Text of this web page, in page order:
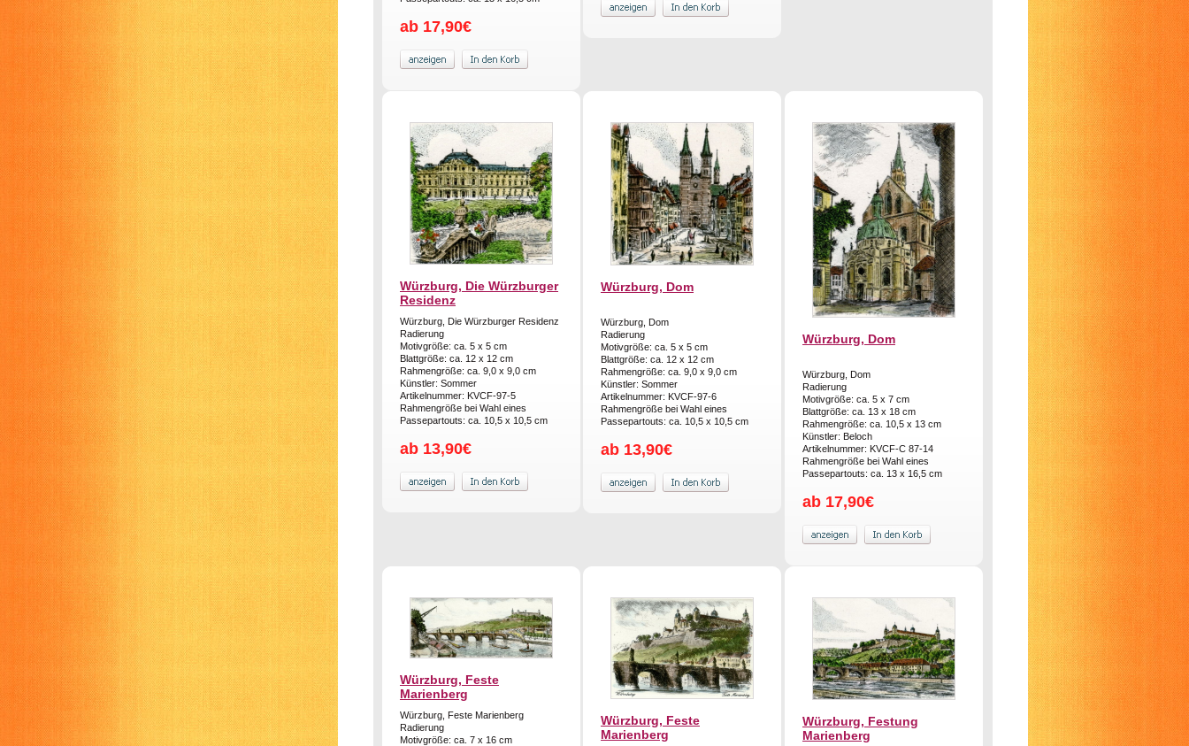
ab 17,90€
Würzburg, Die Würzburger
Residenz
Würzburg, Die Würzburger Residenz
Radierung
Motivgröße: ca. 5 x 5 cm
Blattgröße: ca. 12 x 12 cm
Rahmengröße: ca. 9,0 x 9,0 cm
Künstler: Sommer
Artikelnummer: KVCF-97-5
Rahmengröße bei Wahl eines
Passepartouts: ca. 10,5 x 10,5 cm
ab 13,90€
Würzburg, Dom
Würzburg, Dom
Radierung
Motivgröße: ca. 5 x 5 cm
Blattgröße: ca. 12 x 12 cm
Rahmengröße: ca. 9,0 x 9,0 cm
Künstler: Sommer
Artikelnummer: KVCF-97-6
Rahmengröße bei Wahl eines
Passepartouts: ca. 10,5 x 10,5 cm
ab 13,90€
Würzburg, Dom
Würzburg, Dom
Radierung
Motivgröße: ca. 5 x 7 cm
Blattgröße: ca. 13 x 18 cm
Rahmengröße: ca. 10,5 x 13 cm
Künstler: Beloch
Artikelnummer: KVCF-C 87-14
Rahmengröße bei Wahl eines
Passepartouts: ca. 13 x 16,5 cm
ab 17,90€
Würzburg, Feste
Marienberg
Würzburg, Feste Marienberg
Radierung
Motivgröße: ca. 7 x 16 cm
Würzburg, Feste
Marienberg
Würzburg, Festung
Marienberg